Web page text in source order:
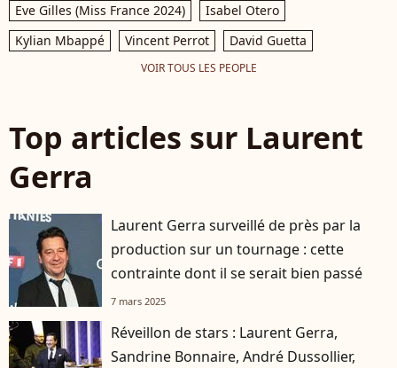
Eve Gilles (Miss France 2024)
Isabel Otero
Kylian Mbappé
Vincent Perrot David Guetta
VOIR TOUS LES PEOPLE
Top articles sur Laurent
Gerra
Laurent Gerra surveillé de près par la
production sur un tournage : cette
contrainte dont il se serait bien passé
7 mars 2025
Réveillon de stars : Laurent Gerra,
Sandrine Bonnaire, André Dussollier,